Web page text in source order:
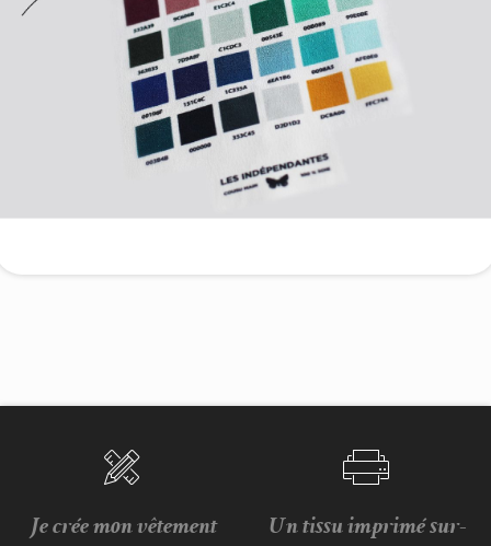
Je crée mon vêtement
Un tissu imprimé sur-